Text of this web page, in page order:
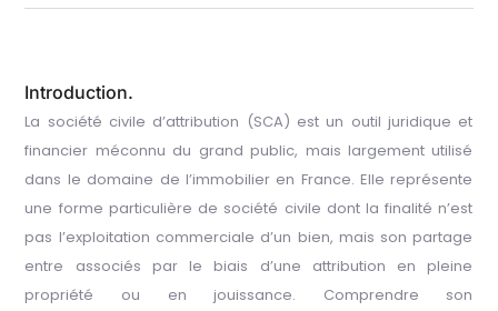
Introduction.
La société civile d’attribution (SCA) est un outil juridique et
financier méconnu du grand public, mais largement utilisé
dans le domaine de l’immobilier en France. Elle représente
une forme particulière de société civile dont la finalité n’est
pas l’exploitation commerciale d’un bien, mais son partage
entre associés par le biais d’une attribution en pleine
propriété ou en jouissance. Comprendre son